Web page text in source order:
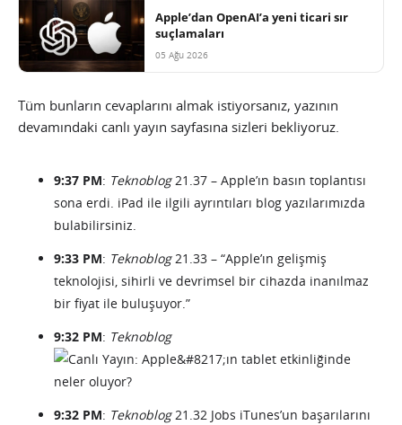
Apple’dan OpenAI’a yeni ticari sır
suçlamaları
05 Ağu 2026
Tüm bunların cevaplarını almak istiyorsanız, yazının
devamındaki canlı yayın sayfasına sizleri bekliyoruz.
9:37 PM: Teknoblog21.37 – Apple’ın basın toplantısı
sona erdi. iPad ile ilgili ayrıntıları blog yazılarımızda
bulabilirsiniz.
9:33 PM: Teknoblog21.33 – “Apple’ın gelişmiş
teknolojisi, sihirli ve devrimsel bir cihazda inanılmaz
bir fiyat ile buluşuyor.”
9:32 PM: Teknoblog
9:32 PM: Teknoblog21.32 Jobs iTunes’un başarılarını